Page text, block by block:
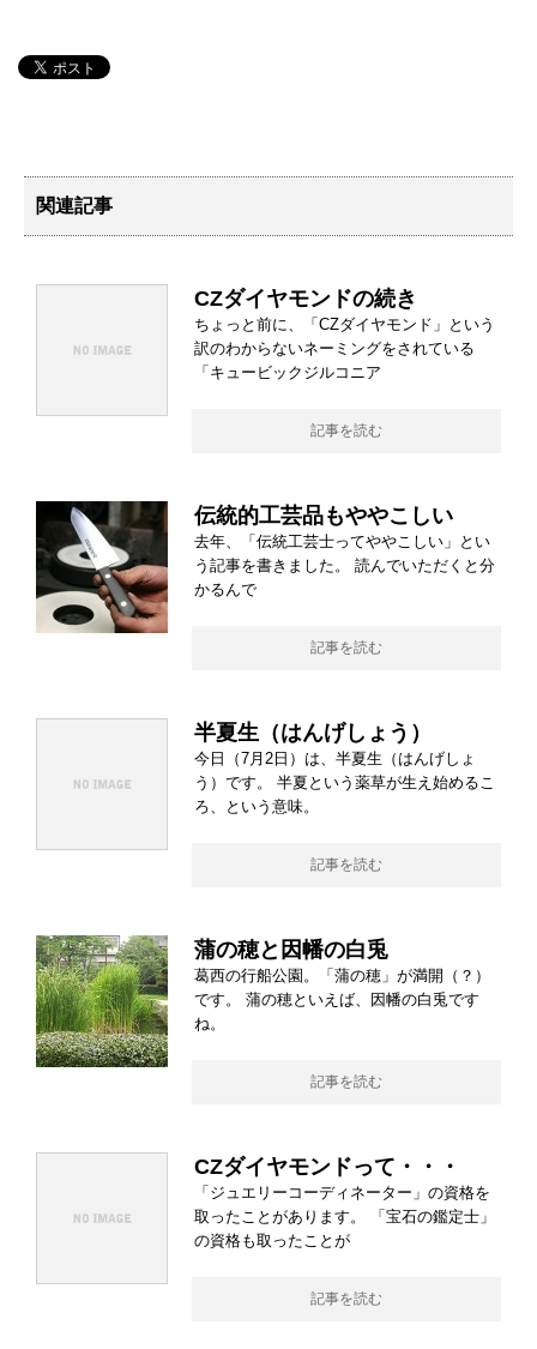
関連記事
CZダイヤモンドの続き
ちょっと前に、「CZダイヤモンド」という
訳のわからないネーミングをされている
「キュービックジルコニア
記事を読む
伝統的工芸品もややこしい
去年、「伝統工芸士ってややこしい」とい
う記事を書きました。 読んでいただくと分
かるんで
記事を読む
半夏生（はんげしょう）
今日（7月2日）は、半夏生（はんげしょ
う）です。 半夏という薬草が生え始めるこ
ろ、という意味。
記事を読む
蒲の穂と因幡の白兎
葛西の行船公園。「蒲の穂」が満開（？）
です。 蒲の穂といえば、因幡の白兎です
ね。
記事を読む
CZダイヤモンドって・・・
「ジュエリーコーディネーター」の資格を
取ったことがあります。 「宝石の鑑定士」
の資格も取ったことが
記事を読む